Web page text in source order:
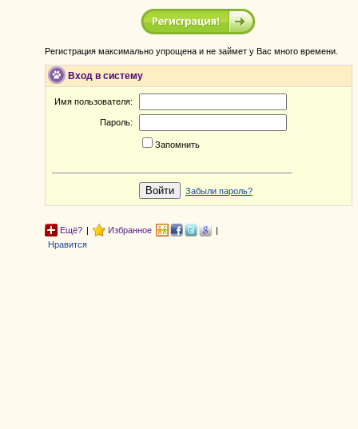
Регистрация максимально упрощена и не займет у Вас много времени.
Вход в систему
Имя пользователя:
Пароль:
Запомнить
Забыли пароль?
Ещё? | Избранное
|
Нравится